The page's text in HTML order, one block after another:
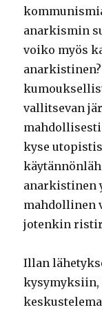
anarkismin
voiko myös
vallitsevan
kyse
anarkistinen
mahdollinen
jotenkin
Illan
kysymyksiin,